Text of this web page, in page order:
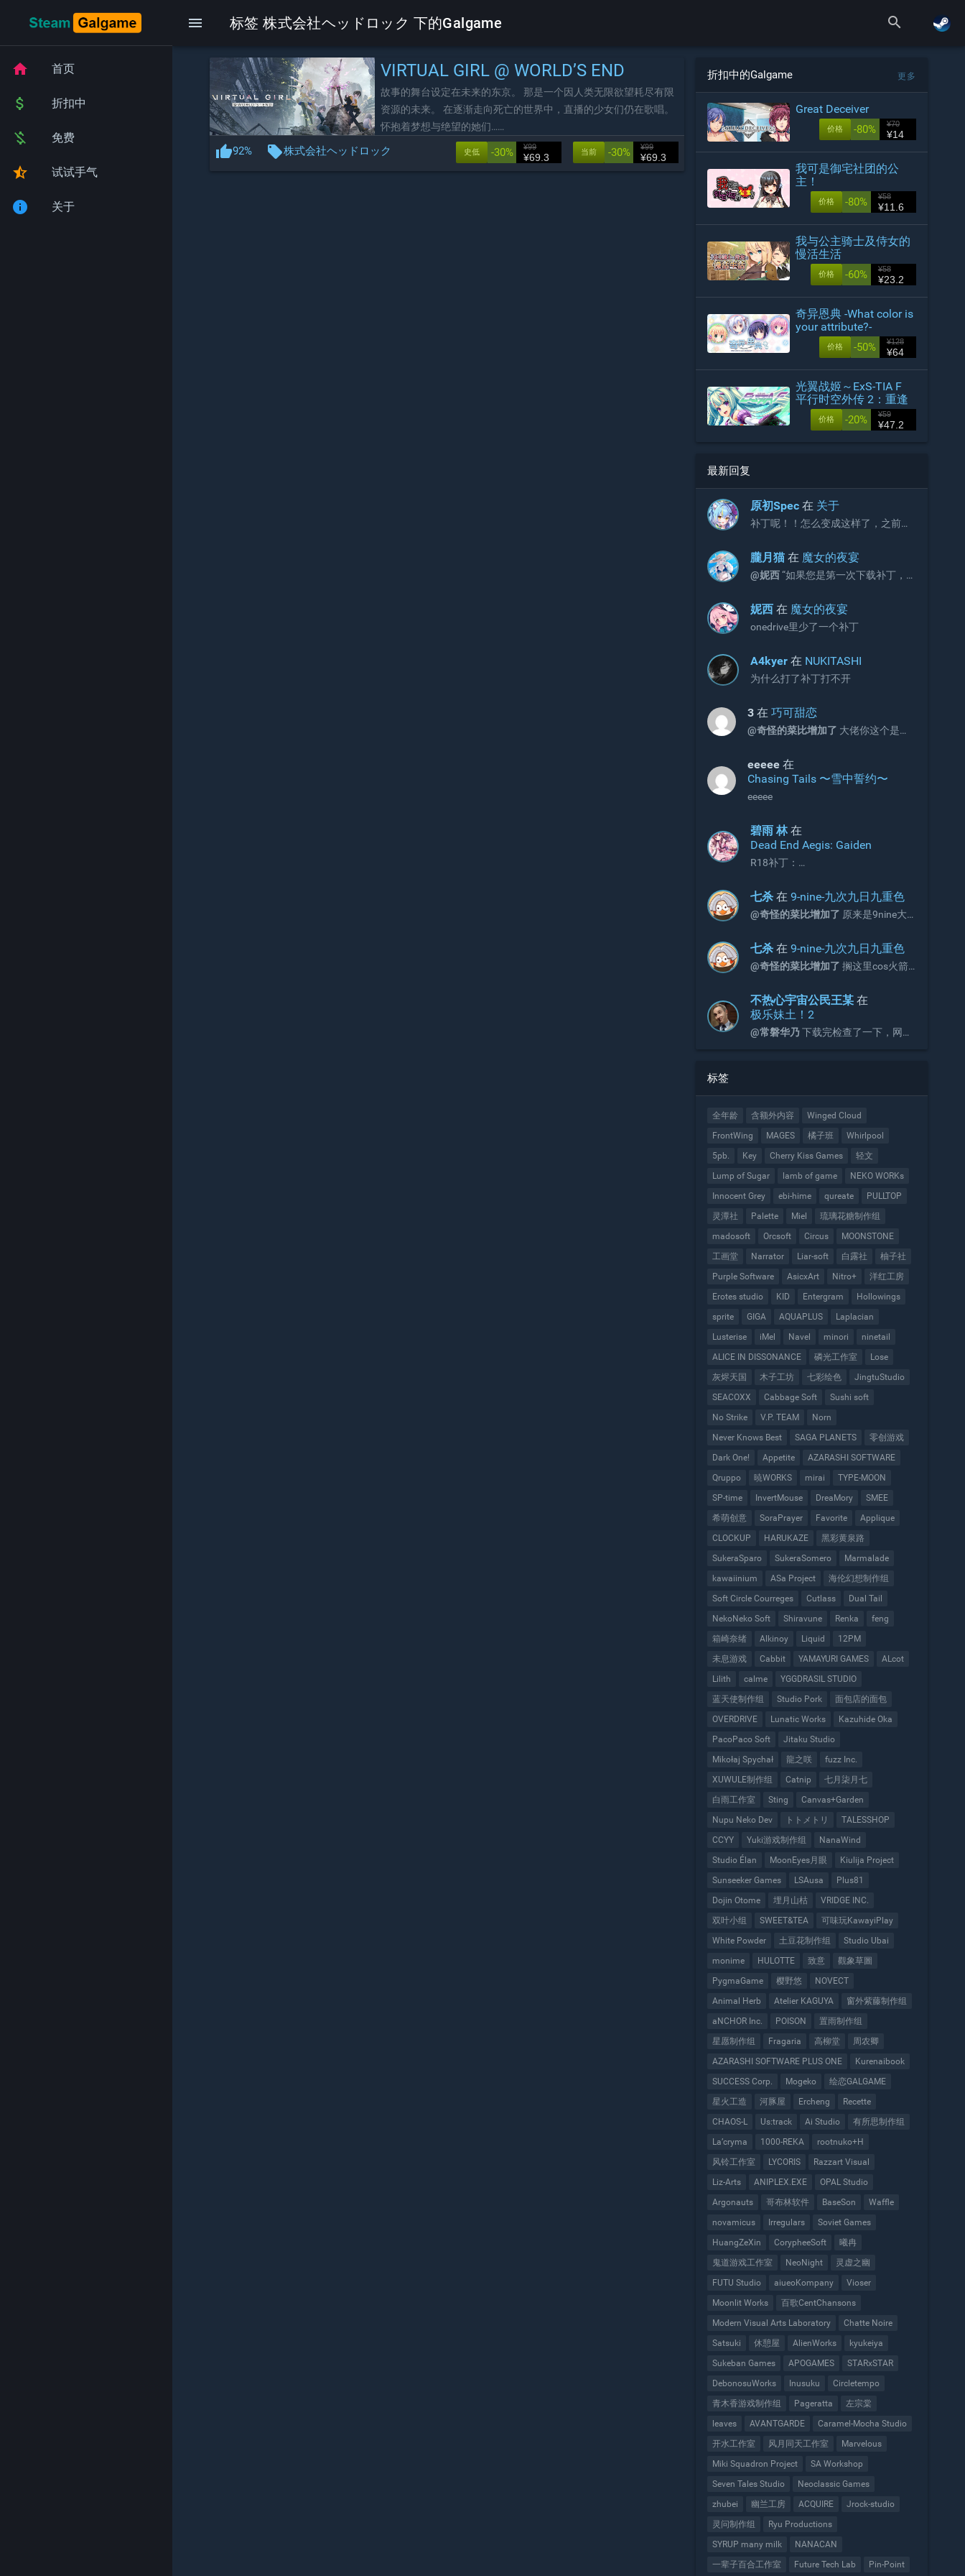
menu 标签 株式会社ヘッドロック 下的Galgame search
home 首页
attach_money 折扣中
money_off 免费
star_half 试试手气
info 关于
VIRTUAL GIRL @ WORLD’S END
故事的舞台设定在未来的东京。 那是一个因人类无限欲望耗尽有限
资源的未来。 在逐渐走向死亡的世界中，直播的少女们仍在歌唱。
怀抱着梦想与绝望的她们……
thumb_up92% local_offer株式会社ヘッドロック -30% ¥99
¥69.3
当前
-30% ¥99
¥69.3
史低
折扣中的Galgame 更多
Great Deceiver
-80% ¥70
¥14
价格
我可是御宅社团的公
主！
-80% ¥58
¥11.6
价格
我与公主骑士及侍女的
慢活生活
-60% ¥58
¥23.2
价格
奇异恩典 -What color is
your attribute?-
-50% ¥128
¥64
价格
光翼战姬～ExS-TIA F
平行时空外传 2：重逢
-20% ¥59
¥47.2
价格
最新回复
原初Spec 在 关于
补丁呢！！怎么变成这样了，之前不
朧月猫 在 魔女的夜宴
@妮西“如果您是第一次下载补丁，
额外下载增益更新补丁。”
妮西 在 魔女的夜宴
onedrive里少了一个补丁
A4kyer 在 NUKITASHI
为什么打了补丁打不开
3 在巧可甜恋
@奇怪的菜比增加了
eeeee 在
Chasing Tails 〜雪中誓约〜
eeeee
碧雨 林 在
Dead End Aegis: Gaiden
R18补丁：
七杀 在9-nine-九次九日九重色
@奇怪的菜比增加了
七杀 在9-nine-九次九日九重色
@奇怪的菜比增加了 搁这里cos火箭
不热心宇宙公民王某 在
极乐妹土！2
@常磐华乃下载完检查了一下，网盘
标签
全年龄 含额外内容
Winged Cloud
FrontWing
MAGES 橘子班
Whirlpool
5pb.
Key Cherry Kiss Games
轻文
Lump of Sugar
lamb of game
NEKO WORKs
Innocent Grey
ebi-hime qureate
PULLTOP
灵潭社
Palette Miel
琉璃花糖制作组
madosoft
Orcsoft Circus
MOONSTONE
工画堂
Narrator Liar-soft 白露社
柚子社
Purple Software
AsicxArt Nitro+
洋红工房
Erotes studio
KID Entergram
Hollowings
sprite
GIGA AQUAPLUS
Laplacian
Lusterise
iMel Navel minori
ninetail
ALICE IN DISSONANCE
磷光工作室
Lose
灰烬天国
木子工坊 七彩绘色
JingtuStudio
SEACOXX
Cabbage Soft
Sushi soft
No Strike
V.P. TEAM
Norn
Never Knows Best
SAGA PLANETS
零创游戏
Dark One!
Appetite
AZARASHI SOFTWARE
Qruppo
暁WORKS mirai
TYPE-MOON
SP-time
InvertMouse DreaMory
SMEE
希萌创意
SoraPrayer Favorite
Applique
CLOCKUP
HARUKAZE
黑彩黄泉路
SukeraSparo
SukeraSomero
Marmalade
kawaiinium
ASa Project
海伦幻想制作组
Soft Circle Courreges
Cutlass
Dual Tail
NekoNeko Soft
Shiravune Renka
feng
箱崎奈绪
Alkinoy Liquid
12PM
未息游戏
Cabbit YAMAYURI GAMES
ALcot
Lilith
calme
YGGDRASIL STUDIO
蓝天使制作组
Studio Pork
面包店的面包
OVERDRIVE
Lunatic Works
Kazuhide Oka
PacoPaco Soft
Jitaku Studio
Mikołaj Spychał
龍之咲
fuzz Inc.
XUWULE制作组
Catnip
七月柒月七
白雨工作室
Sting
Canvas+Garden
Nupu Neko Dev
トトメトリ
TALESSHOP
CCYY
Yuki游戏制作组
NanaWind
Studio Élan
MoonEyes月眼
Kiulija Project
Sunseeker Games
LSAusa
Plus81
Dojin Otome
埋月山枯
VRIDGE INC.
双叶小组
SWEET&TEA
可味玩KawayiPlay
White Powder
土豆花制作组
Studio Ubai
monime
HULOTTE 致意
觀象草圖
PygmaGame
樱野悠
NOVECT
Animal Herb
Atelier KAGUYA
窗外紫藤制作组
aNCHOR Inc.
POISON
置雨制作组
星愿制作组
Fragaria 高柳堂
周农卿
AZARASHI SOFTWARE PLUS ONE
Kurenaibook
SUCCESS Corp.
Mogeko
绘恋GALGAME
星火工造
河豚屋 Ercheng
Recette
CHAOS-L
Us:track Ai Studio
有所思制作组
La’cryma
1000-REKA
rootnuko+H
风铃工作室
LYCORIS
Razzart Visual
Liz-Arts
ANIPLEX.EXE
OPAL Studio
Argonauts
哥布林软件 BaseSon
Waffle
novamicus
Irregulars
Soviet Games
HuangZeXin
CorypheeSoft
曦冉
鬼道游戏工作室
NeoNight
灵虚之幽
FUTU Studio
aiueoKompany
Vioser
Moonlit Works
百歌CentChansons
Modern Visual Arts Laboratory
Chatte Noire
Satsuki
休憩屋 AlienWorks
kyukeiya
Sukeban Games
APOGAMES
STARxSTAR
DebonosuWorks
Inusuku
Circletempo
青木香游戏制作组
Pageratta
左宗棠
leaves
AVANTGARDE
Caramel-Mocha Studio
开水工作室
风月同天工作室
Marvelous
Miki Squadron Project
SA Workshop
Seven Tales Studio
Neoclassic Games
zhubei
幽兰工房 ACQUIRE
Jrock-studio
灵问制作组
Ryu Productions
SYRUP many milk
NANACAN
一辈子百合工作室
Future Tech Lab Pin-Point